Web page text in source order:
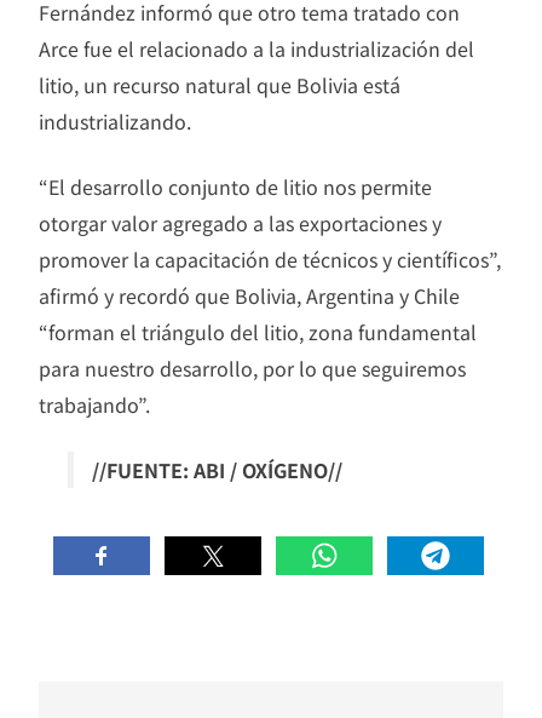
Fernández informó que otro tema tratado con
Arce fue el relacionado a la industrialización del
litio, un recurso natural que Bolivia está
industrializando.
“El desarrollo conjunto de litio nos permite
otorgar valor agregado a las exportaciones y
promover la capacitación de técnicos y científicos”,
afirmó y recordó que Bolivia, Argentina y Chile
“forman el triángulo del litio, zona fundamental
para nuestro desarrollo, por lo que seguiremos
trabajando”.
//FUENTE: ABI / OXÍGENO//